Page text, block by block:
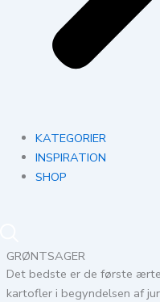
KATEGORIER
INSPIRATION
SHOP
GRØNTSAGER
Det bedste er de første
kartofler i begyndelsen af